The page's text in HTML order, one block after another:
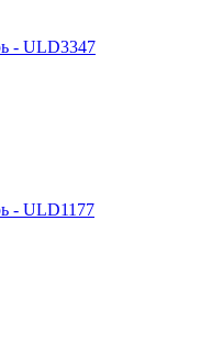
- ULD3347
- ULD1177